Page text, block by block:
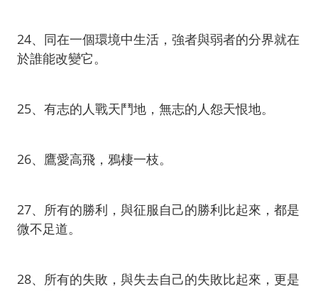
24、同在一個環境中生活，強者與弱者的分界就在
於誰能改變它。
25、有志的人戰天鬥地，無志的人怨天恨地。
26、鷹愛高飛，鴉棲一枝。
27、所有的勝利，與征服自己的勝利比起來，都是
微不足道。
28、所有的失敗，與失去自己的失敗比起來，更是